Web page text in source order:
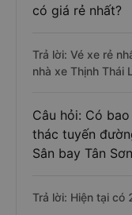
có giá rẻ nhất?
Trả lời: Vé xe rẻ
nhà xe Thịnh Thái
Câu hỏi: Có
thác tuyến
Sân bay Tân
Trả lời: Hiện tại có